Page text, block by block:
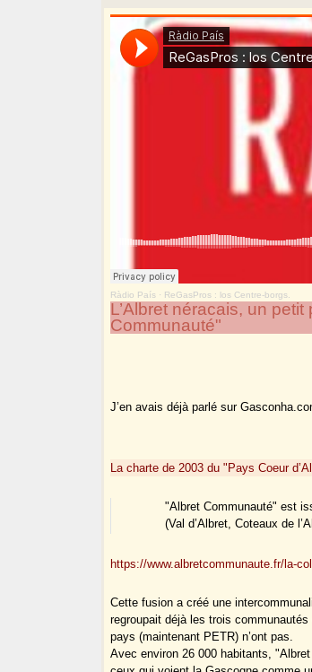
Ràdio País · ReGasPros : los Centre-borgs.
L’Albret néracais, un
Communauté"
J’en avais déjà parlé sur
La charte de 2003 du "Pays Coeur
"Albret Communauté" est
(Val d’Albret, Coteaux de
https://www.albretcommunaute.fr/la-
Cette fusion a créé une
regroupait déjà les trois
pays (maintenant PETR) n’ont pas.
Avec environ 26 000 habitants,